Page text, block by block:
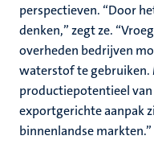
perspectieven. “Door
denken,” zegt ze.
overheden bedrijven
waterstof te gebruiken.
productiepotentieel van
exportgerichte aanpak
binnenlandse markten.”